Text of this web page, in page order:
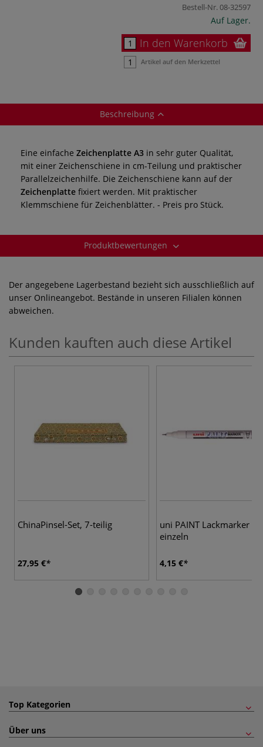
Bestell-Nr.08-32597
Auf Lager.
In den Warenkorb
Artikel auf den Merkzettel
Beschreibung
Eine einfache Zeichenplatte A3 in sehr guter Qualität,
mit einer Zeichenschiene in cm-Teilung und praktischer
Parallelzeichenhilfe. Die Zeichenschiene kann auf der
Zeichenplatte fixiert werden. Mit praktischer
Klemmschiene für Zeichenblätter. - Preis pro Stück.
Produktbewertungen
Der angegebene Lagerbestand bezieht sich ausschließlich auf
unser Onlineangebot. Bestände in unseren Filialen können
abweichen.
Kunden kauften auch diese Artikel
ChinaPinsel-Set, 7-teilig
27,95 €
uni PAINT Lackmarker
einzeln
4,15 €
Top Kategorien
Über uns